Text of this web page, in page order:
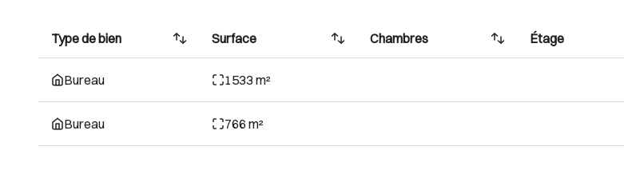
Type de bien Surface Chambres Étage
Bureau 1533 m²
Bureau 766 m²